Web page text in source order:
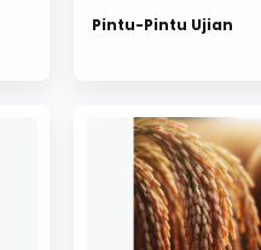
Pintu-Pintu Ujian